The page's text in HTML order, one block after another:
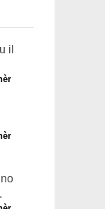
il